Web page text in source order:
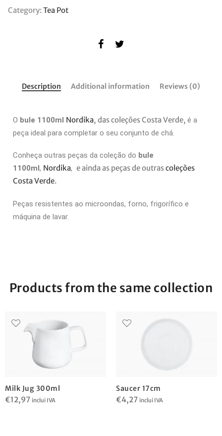
Category:Tea Pot
Description Additional information Reviews (0)
O bule 1100ml Nordika, das coleções Costa Verde, é a
peça ideal para completar o seu conjunto de chá.
Conheça outras peças da coleção do bule
1100ml, Nordika, e ainda as peças de outrascoleções
Costa Verde.
Peças resistentes ao microondas, forno, frigorífico e
máquina de lavar.
Products from the same collection
Milk Jug 300ml
€12,97 inclui IVA
Saucer 17cm
€4,27 inclui IVA